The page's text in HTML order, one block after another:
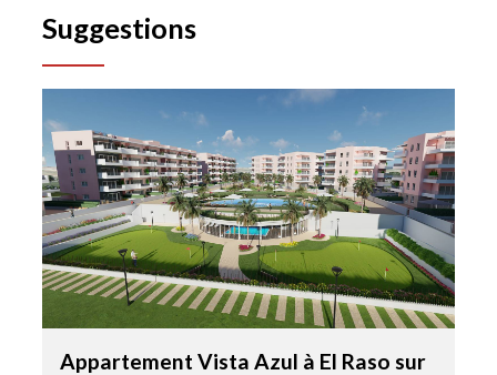
Suggestions
Appartement Vista Azul à El Raso sur